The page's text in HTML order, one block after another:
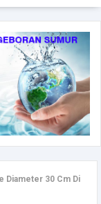
Diameter 30 Cm Di